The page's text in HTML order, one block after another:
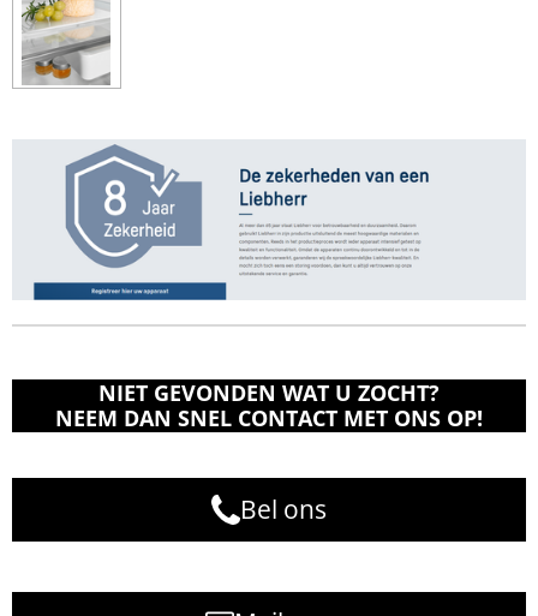
NIET GEVONDEN WAT U ZOCHT?
NEEM DAN SNEL CONTACT MET ONS OP!
Bel ons